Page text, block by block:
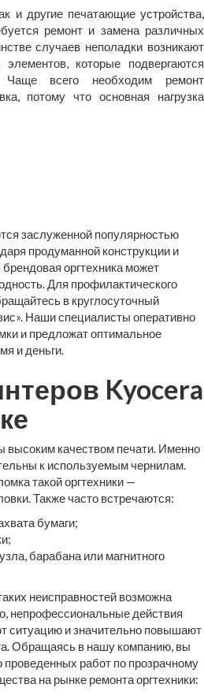
и другие печатающие устройства,
ремонт и замена различных
случаев неполадки возникают
которые подвергаются
Чаще всего необходим ремонт
потому что основная нагрузка
заслуженной популярностью
продуманной конструкции и
оргтехника может
Для профилактического
в круглосуточный
Наши специалисты оперативно
и предложат оптимальное
и деньги.
Kyocera
высоким качеством печати. Именно
к используемым чернилам.
такой оргтехники —
Также часто встречаются:
бумаги;
барабана или магнитного
неисправностей возможна
непрофессиональные действия
ситуацию и значительно повышают
Обращаясь в нашу компанию, вы
проведенных работ по прозрачному
на рынке ремонта оргтехники: